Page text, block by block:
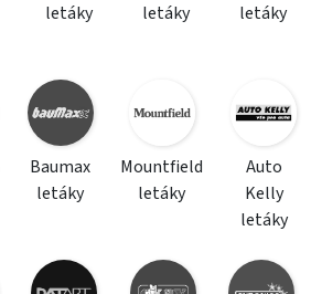
letáky
letáky
letáky
Baumax
letáky
Mountfield
letáky
Auto
Kelly
letáky